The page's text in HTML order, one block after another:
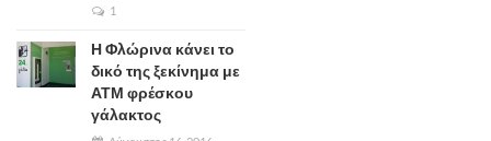
1
Η Φλώρινα κάνει το
δικό της ξεκίνημα με
ΑΤΜ φρέσκου
γάλακτος